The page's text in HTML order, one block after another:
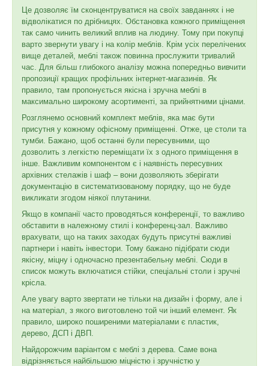
Це дозволяє їм сконцентруватися на своїх завданнях і не
відволікатися по дрібницях. Обстановка кожного приміщення
так само чинить великий вплив на людину. Тому при покупці
варто звернути увагу і на колір меблів. Крім усіх перелічених
вище деталей, меблі також повинна прослужити тривалий
час. Для більш глибокого аналізу можна попередньо вивчити
пропозиції кращих профільних інтернет-магазинів. Як
правило, там пропонується якісна і зручна меблі в
максимально широкому асортименті, за прийнятними цінами.
Розглянемо основний комплект меблів, яка має бути
присутня у кожному офісному приміщенні. Отже, це столи та
тумби. Бажано, щоб останні були пересувними, що
дозволить з легкістю переміщати їх з одного приміщення в
інше. Важливим компонентом є і наявність пересувних
архівних стелажів і шаф – вони дозволяють зберігати
документацію в систематизованому порядку, що не буде
викликати згодом ніякої плутанини.
Якщо в компанії часто проводяться конференції, то важливо
обставити в належному стилі і конференц-зал. Важливо
врахувати, що на таких заходах будуть присутні важливі
партнери і навіть інвестори. Тому бажано підібрати сюди
якісну, міцну і одночасно презентабельну меблі. Сюди в
список можуть включатися стійки, спеціальні столи і зручні
крісла.
Але увагу варто звертати не тільки на дизайн і форму, але і
на матеріал, з якого виготовлено той чи інший елемент. Як
правило, широко поширеними матеріалами є пластик,
дерево, ДСП і ДВП.
Найдорожчим варіантом є меблі з дерева. Саме вона
відрізняється найбільшою міцністю і зручністю у